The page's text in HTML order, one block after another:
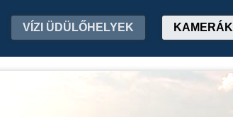
VÍZI ÜDÜLŐHELYEK KAMERÁK